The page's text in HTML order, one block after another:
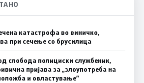
катастрофа во виничко,
при сечење со брусилица
слобода полициски службеник,
пријава за „злоупотреба на
и овластување”